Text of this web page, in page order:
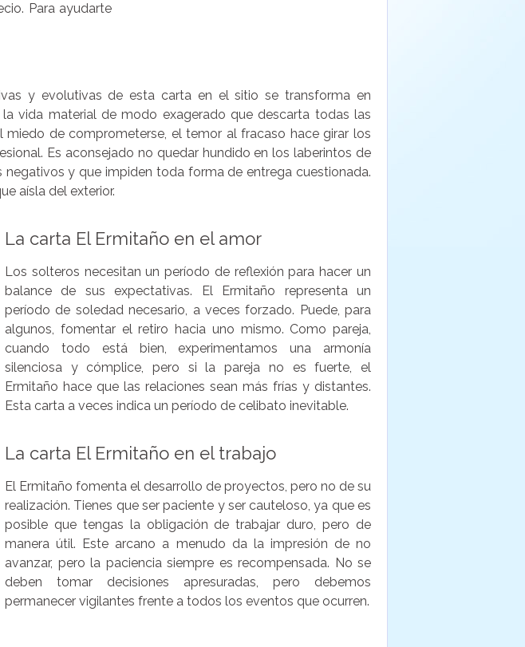
Para ayudarte
y evolutivas de esta carta en el sitio se transforma en
vida material de modo exagerado que descarta todas las
miedo de comprometerse, el temor al fracaso hace girar los
Es aconsejado no quedar hundido en los laberintos de
y que impiden toda forma de entrega cuestionada.
aísla del exterior.
La carta El Ermitaño en el amor
Los solteros necesitan un período de reflexión para hacer un
balance de sus expectativas. El Ermitaño representa un
período de soledad necesario, a veces forzado. Puede, para
algunos, fomentar el retiro hacia uno mismo. Como pareja,
cuando todo está bien, experimentamos una armonía
silenciosa y cómplice, pero si la pareja no es fuerte, el
Ermitaño hace que las relaciones sean más frías y distantes.
Esta carta a veces indica un período de celibato inevitable.
La carta El Ermitaño en el trabajo
El Ermitaño fomenta el desarrollo de proyectos, pero no de su
realización. Tienes que ser paciente y ser cauteloso, ya que es
posible que tengas la obligación de trabajar duro, pero de
manera útil. Este arcano a menudo da la impresión de no
avanzar, pero la paciencia siempre es recompensada. No se
deben tomar decisiones apresuradas, pero debemos
permanecer vigilantes frente a todos los eventos que ocurren.